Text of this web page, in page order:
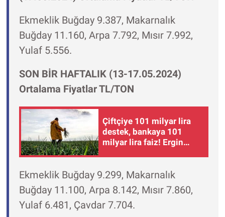
Ekmeklik Buğday 9.387, Makarnalık
Buğday 11.160, Arpa 7.792, Mısır 7.992,
Yulaf 5.556.
SON BİR HAFTALIK (13-17.05.2024)
Ortalama Fiyatlar TL/TON
Çiftçiye 101 milyar lira
destek, bankaya 101
milyar lira faiz! Ergin
Ekmeklik Buğday 9.299, Makarnalık
Buğday 11.100, Arpa 8.142, Mısır 7.860,
Yulaf 6.481, Çavdar 7.704.